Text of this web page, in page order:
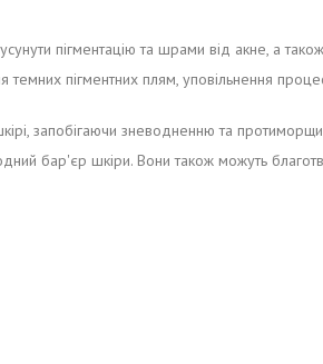
пігментацію та шрами від акне, а
пігментних плям, уповільнення
запобігаючи зневодненню та
бар'єр шкіри. Вони також можуть